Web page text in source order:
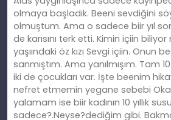
olmaya başladık. Beeni sevdiğini
olmuştum. Ama o sadece biir yıl
de karısını terk etti. Kimin içiin biliyor
yaşıındaki öz kızı Sevgi içiin. Onun
sanmıştım. Ama yanılmışım. Tam
iki de çocukları var. İşte beenim
nefret etmemin yegane sebebi
yalamam ise biir kadının 10 yıllık
sadece?.Neyse?dediğim gibi.